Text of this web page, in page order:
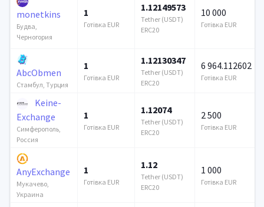
monetkins
Будва,
Черногория
1
Готівка EUR
1.12149573
Tether (USDT)
ERC20
10 000
Готівка EUR
AbcObmen
Стамбул, Турция
1
Готівка EUR
1.12130347
Tether (USDT)
ERC20
6 964.112602
Готівка EUR
Keine-
Exchange
Симферополь,
Россия
1
Готівка EUR
1.12074
Tether (USDT)
ERC20
2 500
Готівка EUR
AnyExchange
Мукачево,
Украина
1
Готівка EUR
1.12
Tether (USDT)
ERC20
1 000
Готівка EUR